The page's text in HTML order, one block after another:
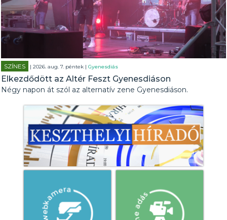
SZÍNES | 2026. aug. 7. péntek |Gyenesdiás
Elkezdődött az Altér Feszt Gyenesdiáson
Négy napon át szól az alternatív zene Gyenesdiáson.